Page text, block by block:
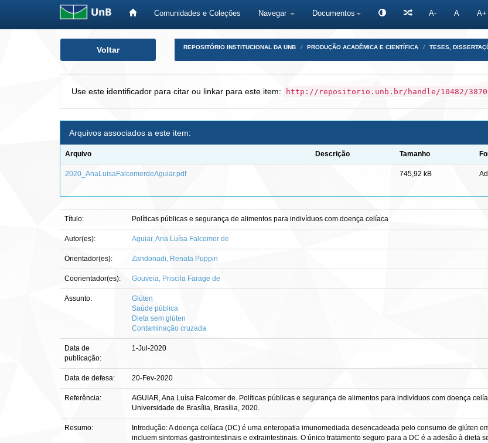
Comunidades e Coleções Navegar Documentos A- A A+
Voltar REPOSITÓRIO INSTITUCIONAL DA UNB PRODUÇÃO ACADÊMICA E CIENTÍFICA TESES,
Use este identificador para citar ou linkar para este item: http://repositorio.unb.br/handle/10482/
Arquivos associados a este item:
Arquivo Descrição Tamanho
2020_AnaLuisaFalcomerdeAguiar.pdf 745,92 kB
Título: Políticas públicas e segurança de alimentos para indivíduos com doença celíaca
Autor(es): Aguiar, Ana Luísa Falcomer de
Orientador(es): Zandonadi, Renata Puppin
Coorientador(es): Gouveia, Priscila Farage de
Assunto:
Glúten
Saúde pública
Dieta sem glúten
Contaminação cruzada
Data de
publicação:
1-Jul-2020
Data de defesa: 20-Fev-2020
Referência:
AGUIAR, Ana Luísa Falcomer de. Políticas públicas e segurança de alimentos para indivíduos com doença
Universidade de Brasília, Brasília, 2020.
Resumo:
Introdução: A doença celíaca (DC) é uma enteropatia imunomediada desencadeada pelo consumo de glúten
incluem sintomas gastrointestinais e extraintestinais. O único tratamento seguro para a DC é a adesão à dieta